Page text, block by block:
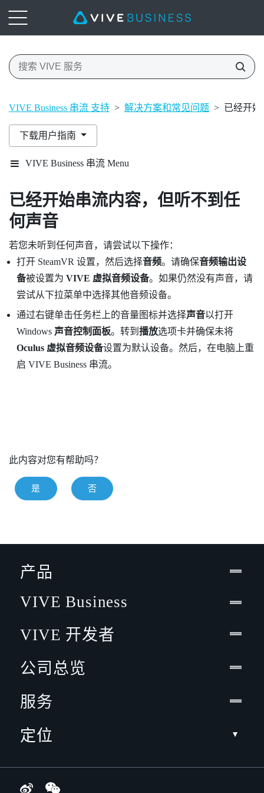
VIVE Business 串流 支持 > 解决方案和常见问题 > 已经开
下载用户指南
VIVE Business 串流 Menu
已经开始串流内容，但听不到任
何声音
若您未听到任何声音，请尝试以下操作：
打开 SteamVR 设置，然后选择音频。请确保音频输出设
备被设置为 VIVE 虚拟音频设备。如果仍然没有声音，请
尝试从下拉菜单中选择其他音频设备。
通过右键单击任务栏上的音量图标并选择声音以打开
Windows 声音控制面板。转到 播放选项卡并确保未将
Oculus 虚拟音频设备设置为默认设备。然后，在电脑上重
启 VIVE Business 串流。
此内容对您有帮助吗？
是 否
产品
VIVE Business
VIVE 开发者
公司总览
服务
定位